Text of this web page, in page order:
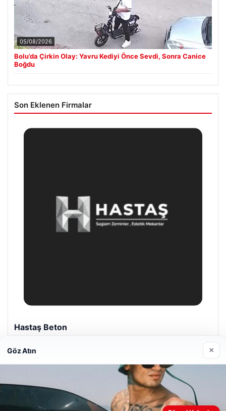
05/08/2026
Bolu’da Çirkin Olay: Yavru Kediyi Önce Sevdi, Sonra Canice
Boğdu
Son Eklenen Firmalar
Enes Kaplan Avukatlık Bürosu
Göz Atın ×